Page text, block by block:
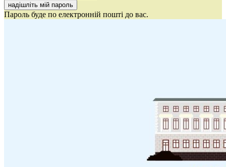
Пароль буде по електронній пошті до вас.